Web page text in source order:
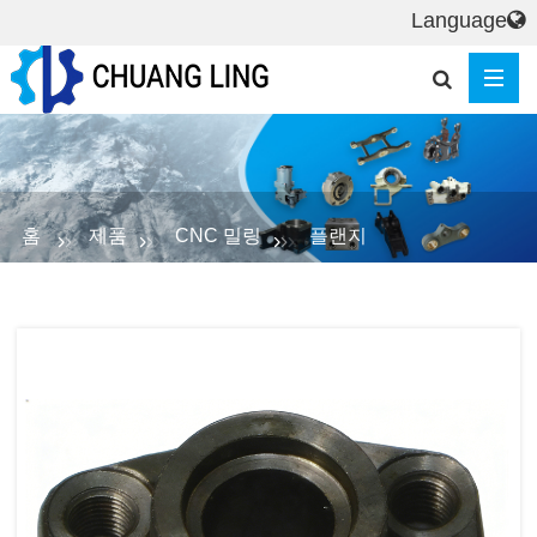
홈 제품 CNC 밀링 플랜지
Language